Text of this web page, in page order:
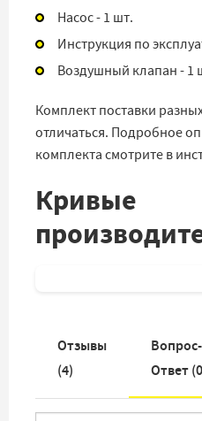
Насос - 1 шт.
Инструкция по
Воздушный клапан - 1
Комплект поставки
отличаться. Подробное
комплекта смотрите в
Кривые
Отзывы
(4)
Вопрос-
Ответ (0